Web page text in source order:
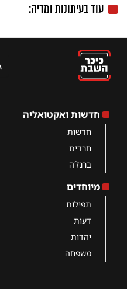
עוד בעיתונות ומדיה:
חדשות ואקטואליה
חדשות
חרדים
ברנז´ה
מיוחדים
תפילות
דעות
יהדות
משפחה